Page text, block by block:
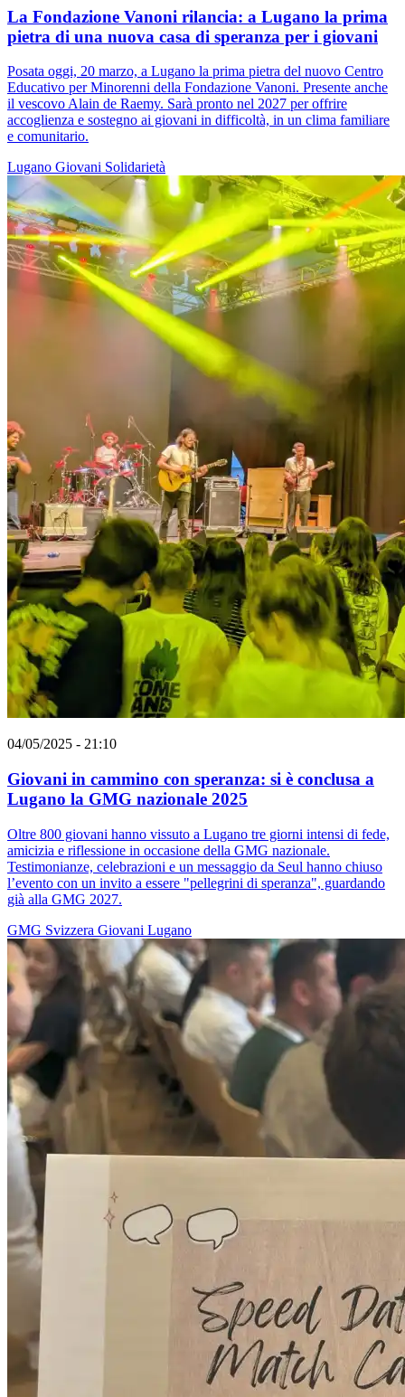
La Fondazione Vanoni rilancia: a Lugano la prima
pietra di una nuova casa di speranza per i giovani
Posata oggi, 20 marzo, a Lugano la prima pietra del nuovo Centro
Educativo per Minorenni della Fondazione Vanoni. Presente anche
il vescovo Alain de Raemy. Sarà pronto nel 2027 per offrire
accoglienza e sostegno ai giovani in difficoltà, in un clima familiare
e comunitario.
Lugano Giovani Solidarietà
04/05/2025 - 21:10
Giovani in cammino con speranza: si è conclusa a
Lugano la GMG nazionale 2025
Oltre 800 giovani hanno vissuto a Lugano tre giorni intensi di fede,
amicizia e riflessione in occasione della GMG nazionale.
Testimonianze, celebrazioni e un messaggio da Seul hanno chiuso
l’evento con un invito a essere "pellegrini di speranza", guardando
già alla GMG 2027.
GMG Svizzera Giovani Lugano